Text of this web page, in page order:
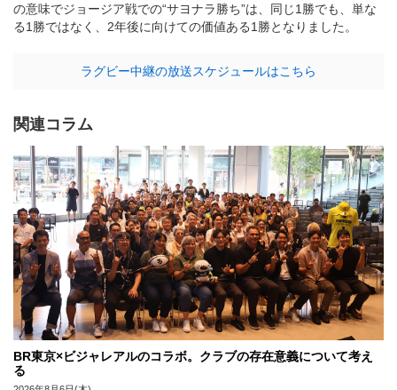
の意味でジョージア戦での“サヨナラ勝ち”は、同じ1勝でも、単な
る1勝ではなく、2年後に向けての価値ある1勝となりました。
ラグビー中継の放送スケジュールはこちら
関連コラム
BR東京×ビジャレアルのコラボ。クラブの存在意義について考え
る